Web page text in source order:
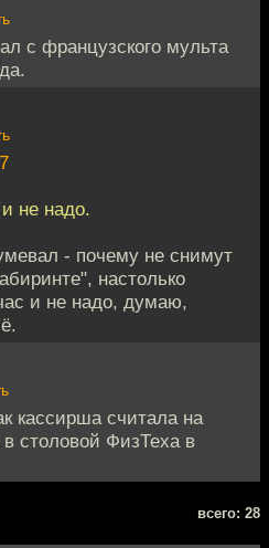
с французского мульта
не надо.
- почему не снимут
настолько
и не надо, думаю,
кассирша считала на
столовой ФизТеха в
всего: 28